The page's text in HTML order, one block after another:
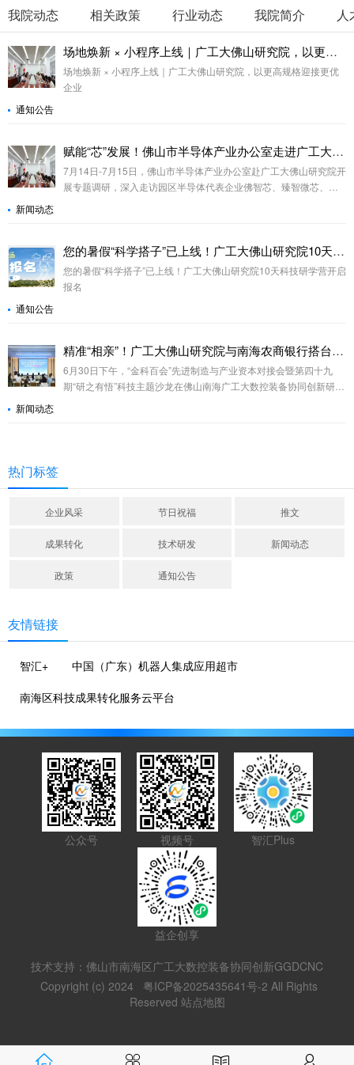
我院动态 相关政策 行业动态 我院简介 人
场地焕新 × 小程序上线｜广工大佛山研究院，以更高规格迎接更优企业
场地焕新 × 小程序上线｜广工大佛山研究院，以更高规格迎接更优
企业
通知公告
赋能“芯”发展！佛山市半导体产业办公室走进广工大佛山研究院探索产业协同新路径
7月14日-7月15日，佛山市半导体产业办公室赴广工大佛山研究院开
展专题调研，深入走访园区半导体代表企业佛智芯、臻智微芯、紫
新闻动态
您的暑假“科学搭子”已上线！广工大佛山研究院10天科技研学营开启报名
您的暑假“科学搭子”已上线！广工大佛山研究院10天科技研学营开启
报名
通知公告
精准“相亲”！广工大佛山研究院与南海农商银行搭台，优质项目觅“伯乐”
6月30日下午，“金科百会”先进制造与产业资本对接会暨第四十九
期“研之有悟”科技主题沙龙在佛山南海广工大数控装备协同创新研究
新闻动态
热门标签
企业风采 节日祝福 推文
成果转化 技术研发 新闻动态
政策 通知公告
友情链接
智汇+
中国（广东）机器人集成应用超市
南海区科技成果转化服务云平台
公众号 视频号 智汇Plus
益企创享
技术支持：佛山市南海区广工大数控装备协同创新GGDCNC
Copyright (c) 2024
粤ICP备2025435641号-2 All Rights
Reserved 站点地图